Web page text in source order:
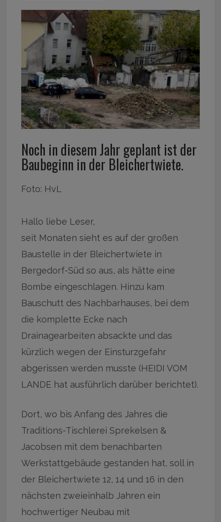
Noch in diesem Jahr geplant ist der
Baubeginn in der Bleichertwiete.
Foto: HvL
Hallo liebe Leser,
seit Monaten sieht es auf der großen
Baustelle in der Bleichertwiete in
Bergedorf-Süd so aus, als hätte eine
Bombe eingeschlagen. Hinzu kam
Bauschutt des Nachbarhauses, bei dem
die komplette Ecke nach
Drainagearbeiten absackte und das
kürzlich wegen der Einsturzgefahr
abgerissen werden musste (HEIDI VOM
LANDE hat ausführlich darüber berichtet).
Dort, wo bis Anfang des Jahres die
Traditions-Tischlerei Sprekelsen &
Jacobsen mit dem benachbarten
Werkstattgebäude gestanden hat, soll in
der Bleichertwiete 12, 14 und 16 in den
nächsten zweieinhalb Jahren ein
hochwertiger Neubau mit